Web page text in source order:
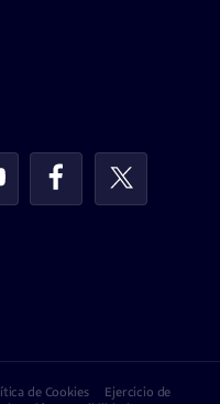
de Cookies
Ejercicio de